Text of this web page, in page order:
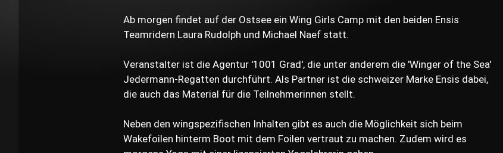
Ab morgen findet auf der Ostsee ein Wing Girls Camp mit den beiden Ensis
Teamridern Laura Rudolph und Michael Naef statt.
Veranstalter ist die Agentur '1001 Grad', die unter anderem die 'Winger of the Sea'
Jedermann-Regatten durchführt. Als Partner ist die schweizer Marke Ensis dabei,
die auch das Material für die Teilnehmerinnen stellt.
Neben den wingspezifischen Inhalten gibt es auch die Möglichkeit sich beim
Wakefoilen hinterm Boot mit dem Foilen vertraut zu machen. Zudem wird es